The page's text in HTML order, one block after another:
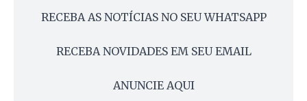
RECEBA AS NOTÍCIAS NO SEU WHATSAPP
RECEBA NOVIDADES EM SEU EMAIL
ANUNCIE AQUI